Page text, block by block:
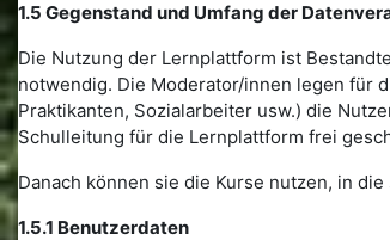
1.5 Gegenstand und Umfang der
Die Nutzung der Lernplattform ist
notwendig. Die Moderator/innen legen für
Praktikanten, Sozialarbeiter usw.) die
Schulleitung für die Lernplattform frei
Danach können sie die Kurse nutzen, in
1.5.1 Benutzerdaten